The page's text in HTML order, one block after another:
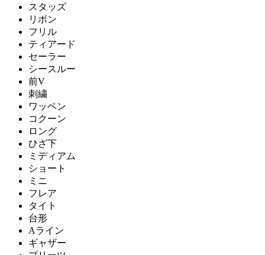
スタッズ
リボン
フリル
ティアード
セーラー
シースルー
前V
刺繍
ワッペン
コクーン
ロング
ひざ下
ミディアム
ショート
ミニ
フレア
タイト
台形
Aライン
ギャザー